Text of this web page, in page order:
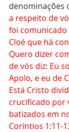
denominações
a respeito de
foi
Cloé que há
Quero dizer
de vós diz: Eu
Apolo, e eu de
Está Cristo
crucificado por
batizados em
Coríntios 1:11-